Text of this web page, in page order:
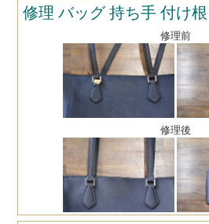
修理 バッグ 持ち手 付け
修理前
修理後